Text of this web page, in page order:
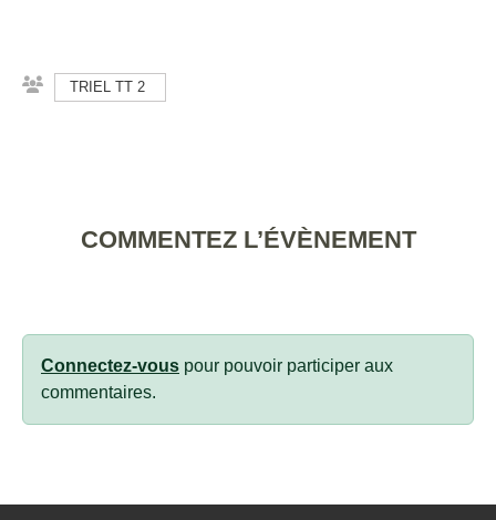
TRIEL TT 2
COMMENTEZ L’ÉVÈNEMENT
Connectez-vous pour pouvoir participer aux
commentaires.